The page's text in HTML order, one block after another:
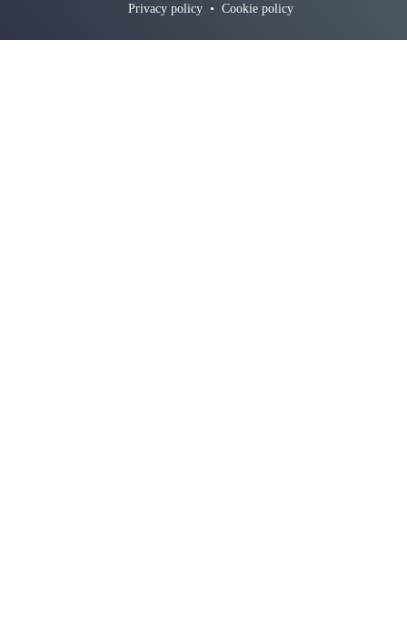
Privacy policy • Cookie policy